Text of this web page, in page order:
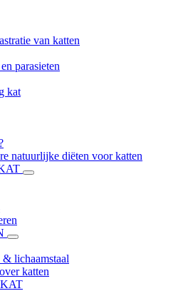
van katten
parasieten
kat
natuurlijke diëten voor katten
lichaamstaal
katten